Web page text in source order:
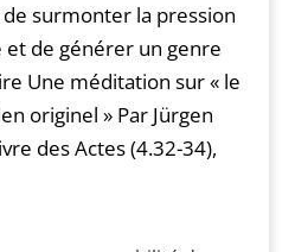
de surmonter la pression
et de générer un genre
Une méditation sur « le
originel » Par Jürgen
des Actes (4.32-34),